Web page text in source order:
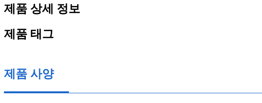
제품 상세 정보
제품 태그
제품 사양